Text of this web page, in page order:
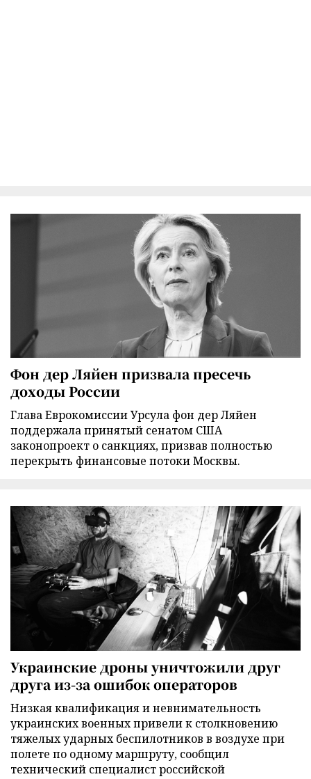
Фон дер Ляйен призвала пресечь
доходы России
Глава Еврокомиссии Урсула фон дер Ляйен
поддержала принятый сенатом США
законопроект о санкциях, призвав полностью
перекрыть финансовые потоки Москвы.
Украинские дроны уничтожили друг
друга из-за ошибок операторов
Низкая квалификация и невнимательность
украинских военных привели к столкновению
тяжелых ударных беспилотников в воздухе при
полете по одному маршруту, сообщил
технический специалист российской